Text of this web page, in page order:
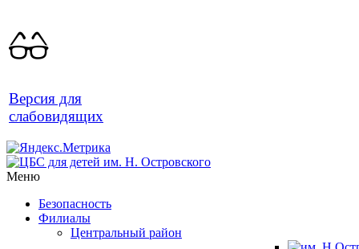
Версия для
слабовидящих
Меню
Безопасность
Филиалы
Центральный район